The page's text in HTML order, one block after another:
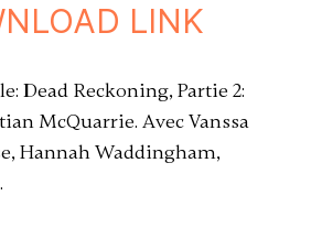
LINK
Dead Reckoning, Partie 2:
McQuarrie. Avec Vanssa
Hannah Waddingham,